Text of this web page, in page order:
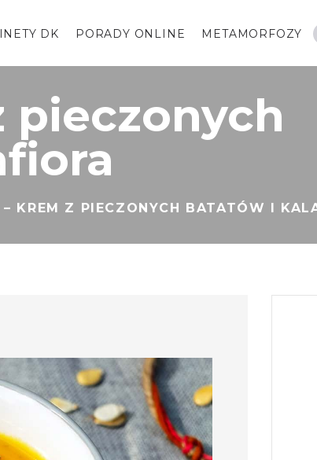
DK PORADY ONLINE METAMORFOZY
pieczonych
– KREM Z PIECZONYCH BATATÓW I
ONLINE